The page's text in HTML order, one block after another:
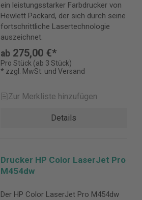
ein leistungsstarker Farbdrucker von
Hewlett Packard, der sich durch seine
fortschrittliche Lasertechnologie
auszeichnet.
ab 275,00 €*
Pro Stück (ab 3 Stück)
* zzgl. MwSt. und Versand
Zur Merkliste hinzufügen
Details
Drucker HP Color LaserJet Pro
M454dw
Der HP Color LaserJet Pro M454dw